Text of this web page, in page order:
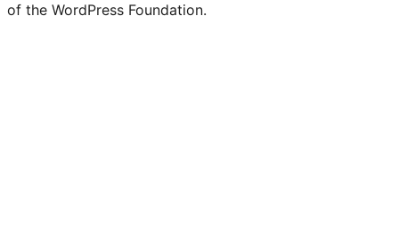
of the WordPress Foundation.